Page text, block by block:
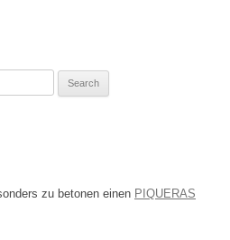
zu betonen einen PIQUERAS